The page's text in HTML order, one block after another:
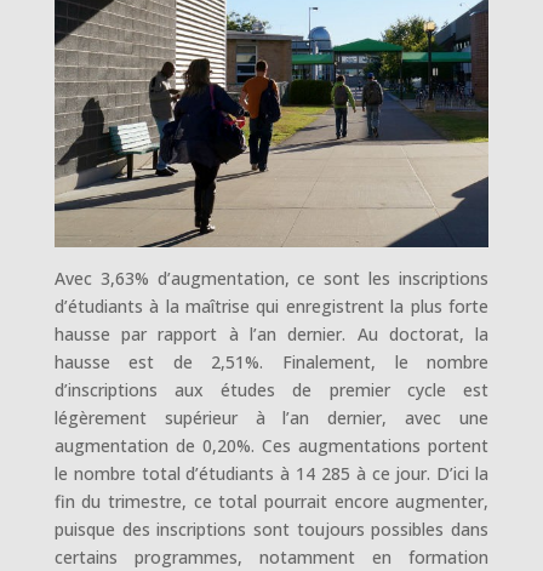
Avec 3,63% d’augmentation, ce sont les inscriptions
d’étudiants à la maîtrise qui enregistrent la plus forte
hausse par rapport à l’an dernier. Au doctorat, la
hausse est de 2,51%. Finalement, le nombre
d’inscriptions aux études de premier cycle est
légèrement supérieur à l’an dernier, avec une
augmentation de 0,20%. Ces augmentations portent
le nombre total d’étudiants à 14 285 à ce jour. D’ici la
fin du trimestre, ce total pourrait encore augmenter,
puisque des inscriptions sont toujours possibles dans
certains programmes, notamment en formation